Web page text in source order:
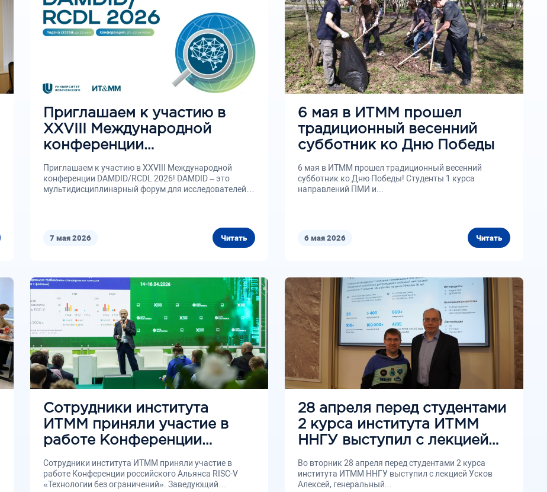
7 мая 2026 Читать
Приглашаем к участию в
XXVIII Международной
конференции
DAMDID/RCDL 2026
Приглашаем к участию в XXVIII Международной
конференции DAMDID/RCDL 2026! DAMDID – это
мультидисциплинарный форум для исследователей
6 мая 2026 Читать
6 мая в ИТММ прошел
традиционный весенний
субботник ко Дню Победы
6 мая в ИТММ прошел традиционный весенний
субботник ко Дню Победы! Студенты 1 курса
направлений ПМИ и...
Сотрудники института
ИТММ приняли участие в
работе Конференции
российского Альянса RISC-
V «Технологии без
ограничений»
Сотрудники института ИТММ приняли участие в
работе Конференции российского Альянса RISC-V
«Технологии без ограничений». Заведующий
28 апреля перед студентами
2 курса института ИТММ
ННГУ выступил с лекцией
Усков Алексей,
генеральный директор IT-
академии Лад
Во вторник 28 апреля перед студентами 2 курса
института ИТММ ННГУ выступил с лекцией Усков
Алексей, генеральный...